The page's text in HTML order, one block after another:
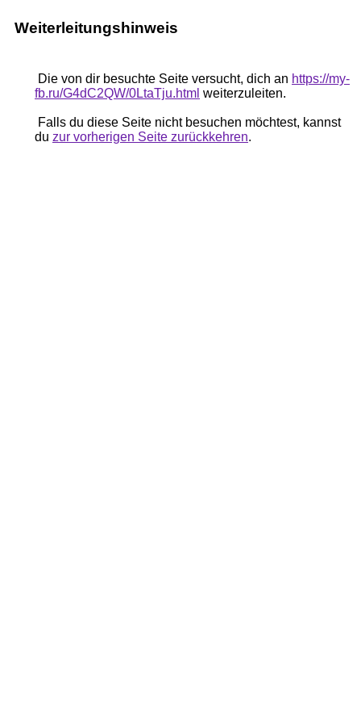
Weiterleitungshinweis
Die von dir besuchte Seite versucht, dich an https://my-
fb.ru/G4dC2QW/0LtaTju.html weiterzuleiten.
Falls du diese Seite nicht besuchen möchtest, kannst
du zur vorherigen Seite zurückkehren.